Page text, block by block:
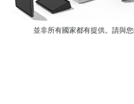
並非所有國家都有提供。請與